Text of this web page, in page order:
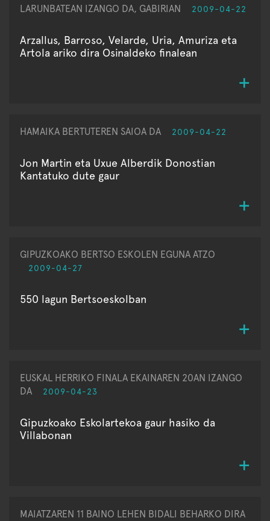
LARUNBATEAN IZANGO DA, GABIRIAN 2009-04-22
Arzallus, Barroso, Velarde, Uria, Amuriza eta
Artola ariko dira Osinaldeko finalean
HAMAIKA BERTUTEREN SAIOA DA 2009-04-22
Jon Martin eta Uxue Alberdik Donostian
Kantatuko dute gaur
GIPUZKOAKO BERTSO ESKOLEN EGUNA ATZO
2009-04-27
550 lagun Bertsoeskolban
EUSKAL HERRIKO FINALA EKAINAREN 20AN IZANGO
DA
2009-04-23
Gipuzkoako Eskolartekoa gaur hasiko da
Villabonan
MAIATZAREN 11 BAINO LEHEN BIDALI BEHARKO DIRA